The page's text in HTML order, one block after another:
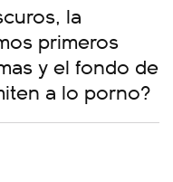
la
primeros
y el fondo de
a lo porno?